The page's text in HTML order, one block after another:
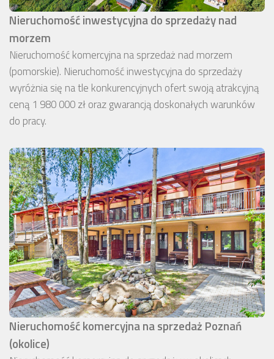
Nieruchomość inwestycyjna do sprzedaży nad
morzem
Nieruchomość komercyjna na sprzedaż nad morzem
(pomorskie). Nieruchomość inwestycyjna do sprzedaży
wyróżnia się na tle konkurencyjnych ofert swoją atrakcyjną
ceną 1 980 000 zł oraz gwarancją doskonałych warunków
do pracy.
Nieruchomość komercyjna na sprzedaż Poznań
(okolice)